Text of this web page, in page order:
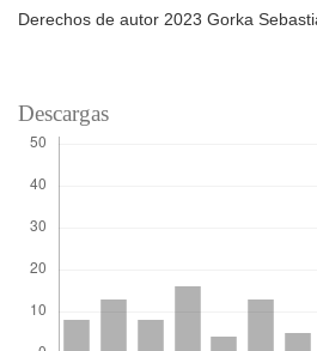
Derechos de autor 2023 Gorka
Descargas